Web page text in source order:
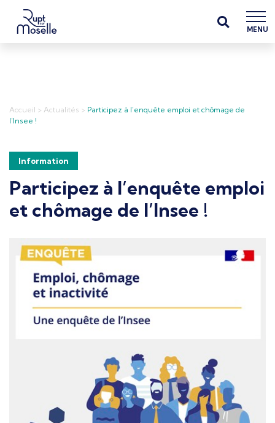
MENU
Accueil > Actualités > Participez à l’enquête emploi et chômage de
l’Insee !
Information
Participez à l’enquête emploi
et chômage de l’Insee !